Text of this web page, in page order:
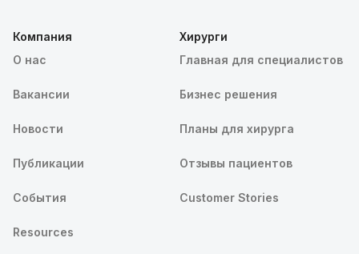
Компания
О нас
Вакансии
Новости
Публикации
События
Resources
Хирурги
Главная для специалистов
Бизнес решения
Планы для хирурга
Отзывы пациентов
Customer Stories